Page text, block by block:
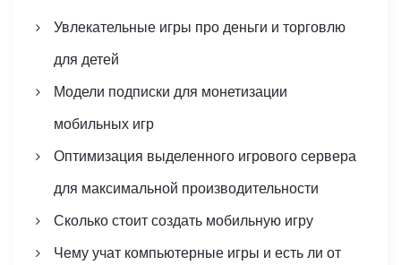
ц
и
з
а
п
:
Увлекательные игры про деньги и торговлю
для детей
Модели подписки для монетизации
мобильных игр
Оптимизация выделенного игрового сервера
для максимальной производительности
Сколько стоит создать мобильную игру
Чему учат компьютерные игры и есть ли от